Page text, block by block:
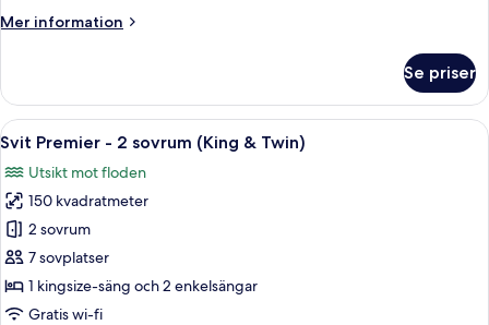
Mer information
Mer
Premier
1
Se priser
Öppna
alla
foton
för
Svit
Premier
-
2
Ett rymligt hotellrum med ett stort
8
Svit Premier - 2 sovrum (King & Twin)
Utsikt mot floden
150 kvadratmeter
2 sovrum
7 sovplatser
1 kingsize-säng och 2 enkelsängar
Gratis wi-fi